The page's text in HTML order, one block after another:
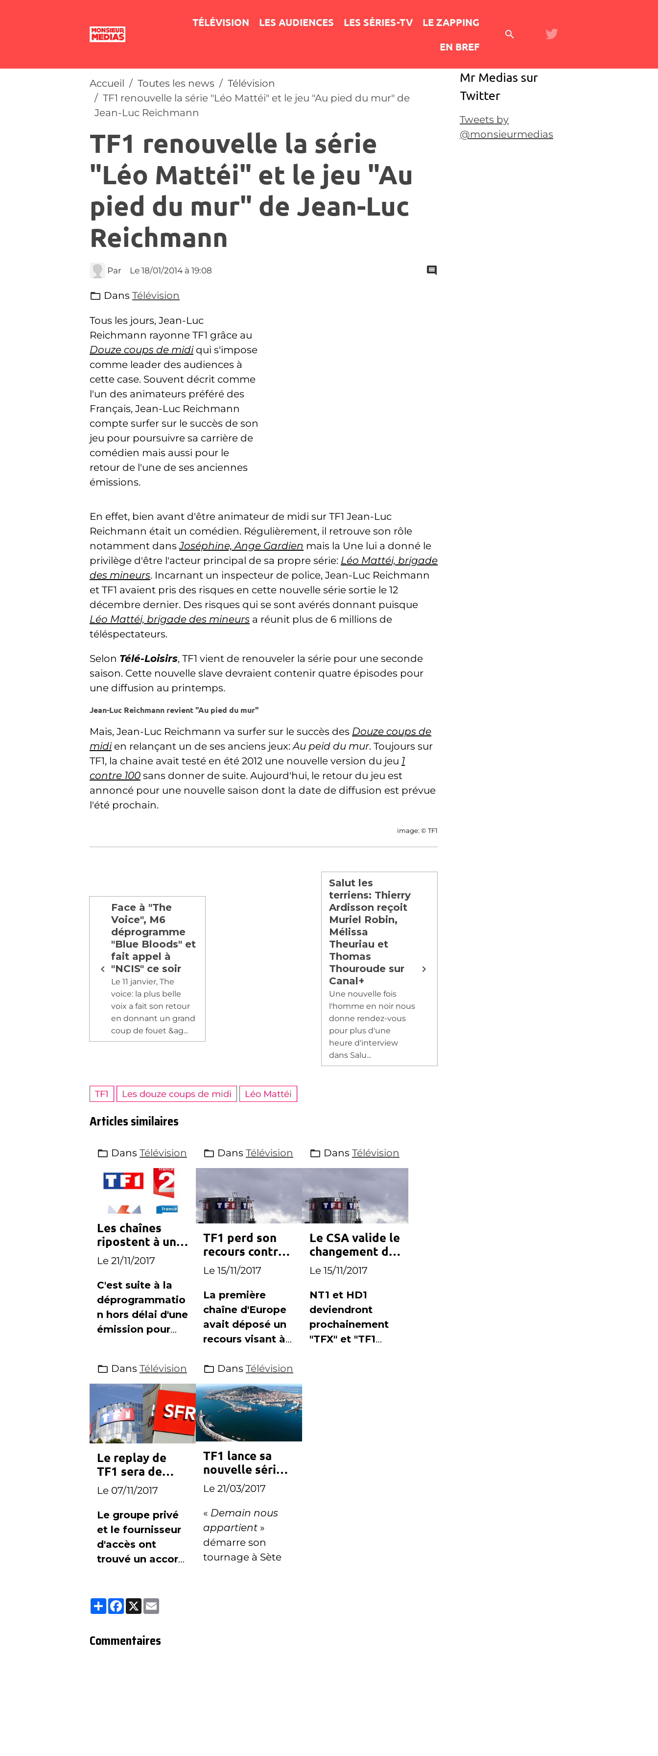
TÉLÉVISION LES AUDIENCES LES SÉRIES-TV
LE ZAPPING
EN BREF
Accueil Toutes les news
Télévision
TF1 renouvelle la série "Léo Mattéi" et le jeu "Au pied du mur" de
Jean-Luc Reichmann
TF1 renouvelle la série
"Léo Mattéi" et le jeu "Au
pied du mur" de Jean-Luc
Reichmann
Par Le 18/01/2014 à 19:08
Dans Télévision
Tous les jours, Jean-Luc
Reichmann rayonne TF1 grâce au
Douze coups de midiqui s'impose
comme leader des audiences à
cette case. Souvent décrit comme
l'un des animateurs préféré des
Français, Jean-Luc Reichmann
compte surfer sur le succès de son
jeu pour poursuivre sa carrière de
comédien mais aussi pour le
retour de l'une de ses anciennes
émissions.
En effet, bien avant d'être animateur de midi sur TF1 Jean-Luc
Reichmann était un comédien. Régulièrement, il retrouve son rôle
notamment dansJoséphine, Ange Gardien mais la Une lui a donné le
privilège d'être l'acteur principal de sa propre série: Léo Mattéi, brigade
des mineurs. Incarnant un inspecteur de police, Jean-Luc Reichmann
et TF1 avaient pris des risques en cette nouvelle série sortie le 12
décembre dernier. Des risques qui se sont avérés donnant puisque
Léo Mattéi, brigade des mineurs a réunit plus de 6 millions de
téléspectateurs.
Selon Télé-Loisirs, TF1 vient de renouveler la série pour une seconde
saison. Cette nouvelle slave devraient contenir quatre épisodes pour
une diffusion au printemps.
Jean-Luc Reichmann revient "Au pied du mur"
Mais, Jean-Luc Reichmann va surfer sur le succès des Douze coups de
midien relançant un de ses anciens jeux:Au peid du mur. Toujours sur
TF1, la chaine avait testé en été 2012 une nouvelle version du jeu 1
contre 100 sans donner de suite. Aujourd'hui, le retour du jeu est
annoncé pour une nouvelle saison dont la date de diffusion est prévue
l'été prochain.
image: © TF1
Face à "The
Voice", M6
déprogramme
"Blue Bloods" et
fait appel à
"NCIS" ce soir
Le 11 janvier, The
voice: la plus belle
voix a fait son retour
en donnant un grand
coup de fouet &ag...
Salut les
terriens: Thierry
Ardisson reçoit
Muriel Robin,
Mélissa
Theuriau et
Thomas
Thouroude sur
Canal+
Une nouvelle fois
l'homme en noir nous
donne rendez-vous
pour plus d'une
heure d'interview
dans Salu...
TF1 Les douze coups de midi Léo Mattéi
Articles similaires
Dans Télévision
Les chaînes
ripostent à une
programmation
imprévue de
Canal+
Le 21/11/2017
C'est suite à la
déprogrammatio
n hors délai d'une
émission pour
que Canal+ s'est
attiré les foudres
des chaînes
concurrentes
Dans Télévision
TF1 perd son
recours contre
France Info
Le 15/11/2017
La première
chaîne d'Europe
avait déposé un
recours visant à
décision du CSA
d'attibution d'un
canal TNT à
France Info.
Dans Télévision
Le CSA valide le
changement de
noms de NT1 et
HD1
Le 15/11/2017
NT1 et HD1
deviendront
prochainement
"TFX" et "TF1
Dans Télévision
Le replay de
TF1 sera de
retour dès
demain sur SFR
Le 07/11/2017
Le groupe privé
et le fournisseur
d'accès ont
trouvé un accord
service MYTF1
sur le groupe
Dans Télévision
TF1 lance sa
nouvelle série
quotidienne
Le 21/03/2017
« Demain nous
appartient»
démarre son
tournage à Sète
Partager
Facebook
X
Commentaires
Mr Medias sur
Twitter
Tweets by
@monsieurmedias